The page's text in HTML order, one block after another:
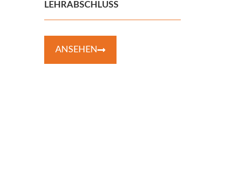
LEHRABSCHLUSS
ANSEHEN